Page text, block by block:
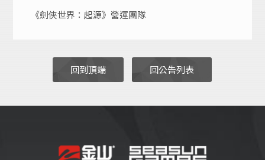
《劍俠世界：起源》營運團隊
回到頂端 回公告列表